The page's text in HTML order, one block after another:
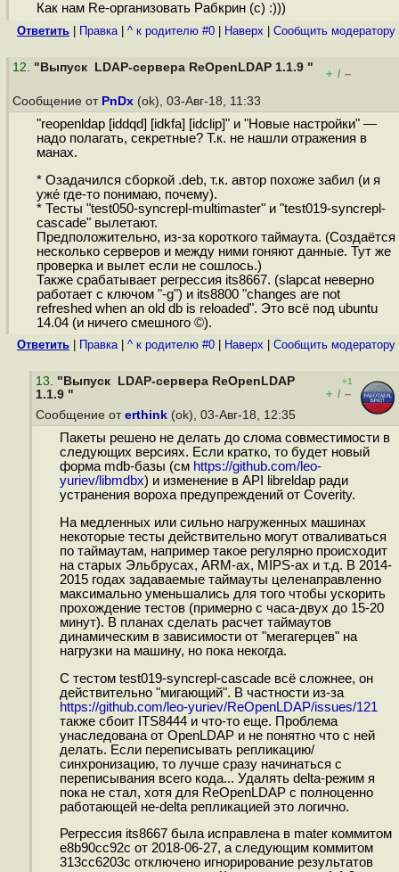
Как нам Re-организовать Рабкрин (с) :)))
Ответить Правка| ^ к родителю #0 Наверх Cообщить модератору
12. "Выпуск LDAP-сервера ReOpenLDAP 1.1.9 " + / –
Сообщение от PnDx (ok), 03-Авг-18, 11:33
"reopenldap [iddqd] [idkfa] [idclip]" и "Новые настройки" —
надо полагать, секретные? Т.к. не нашли отражения в
манах.
* Озадачился сборкой .deb, т.к. автор похоже забил (и я
уже́ где-то понимаю, почему).
* Тесты "test050-syncrepl-multimaster" и "test019-syncrepl-
cascade" вылетают.
Предположительно, из-за короткого таймаута. (Создаётся
несколько серверов и между ними гоняют данные. Тут же
проверка и вылет если не сошлось.)
Также срабатывает регрессия its8667. (slapcat неверно
работает с ключом "-g") и its8800 "changes are not
refreshed when an old db is reloaded". Это всё под ubuntu
14.04 (и ничего смешного ©).
Ответить Правка| ^ к родителю #0 Наверх Cообщить модератору
13. "Выпуск LDAP-сервера ReOpenLDAP
1.1.9 "
+1
+ / –
Сообщение от erthink (ok), 03-Авг-18, 12:35
Пакеты решено не делать до слома совместимости в
следующих версиях. Если кратко, то будет новый
форма mdb-базы (см https://github.com/leo-
yuriev/libmdbx) и изменение в API libreldap ради
устранения вороха предупреждений от Coverity.
На медленных или сильно нагруженных машинах
некоторые тесты действительно могут отваливаться
по таймаутам, например такое регулярно происходит
на старых Эльбрусах, ARM-ах, MIPS-ах и т.д. В 2014-
2015 годах задаваемые таймауты целенаправленно
максимально уменьшались для того чтобы ускорить
прохождение тестов (примерно с часа-двух до 15-20
минут). В планах сделать расчет таймаутов
динамическим в зависимости от "мегагерцев" на
нагрузки на машину, но пока некогда.
С тестом test019-syncrepl-cascade всё сложнее, он
действительно "мигающий". В частности из-за
https://github.com/leo-yuriev/ReOpenLDAP/issues/121
также сбоит ITS8444 и что-то еще. Проблема
унаследована от OpenLDAP и не понятно что с ней
делать. Если переписывать репликацию/
синхронизацию, то лучше сразу начинаться с
переписывания всего кода... Удалять delta-режим я
пока не стал, хотя для ReOpenLDAP с полноценно
работающей не-delta репликацией это логично.
Регресcия its8667 была исправлена в mater коммитом
e8b90cc92c от 2018-06-27, а следующим коммитом
313cc6203c отключено игнорирование результатов